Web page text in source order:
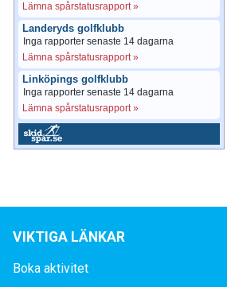
Lämna spårstatusrapport »
Landeryds golfklubb
Inga rapporter senaste 14 dagarna
Lämna spårstatusrapport »
Linköpings golfklubb
Inga rapporter senaste 14 dagarna
Lämna spårstatusrapport »
VIKTIGA LÄNKAR
Boka aktivitet